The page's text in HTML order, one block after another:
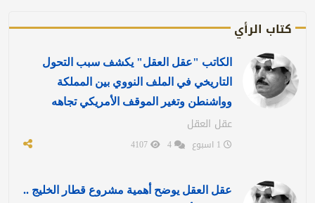
كتاب الرأي
الكاتب "عقل العقل" يكشف سبب التحول
التاريخي في الملف النووي بين المملكة
وواشنطن وتغير الموقف الأمريكي تجاهه
عقل العقل
عقل العقل يوضح أهمية مشروع قطار الخليج ..